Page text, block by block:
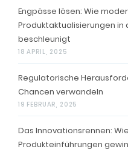
Engpässe lösen: Wie
Produktaktualisierungen
beschleunigt
18 APRIL, 2025
Regulatorische
Chancen verwandeln
19 FEBRUAR, 2025
Das Innovationsrennen:
Produkteinführungen